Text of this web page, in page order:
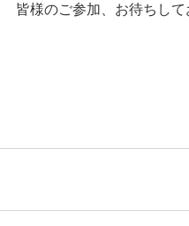
皆様のご参加、お待ちして